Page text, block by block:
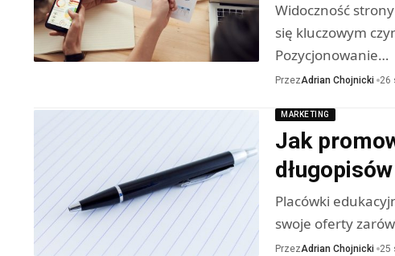
Widoczność
się kluczowym
Pozycjonowanie…
PrzezAdrian Chojnicki 26
MARKETING
Jak
Placówki
swoje oferty
PrzezAdrian Chojnicki 25